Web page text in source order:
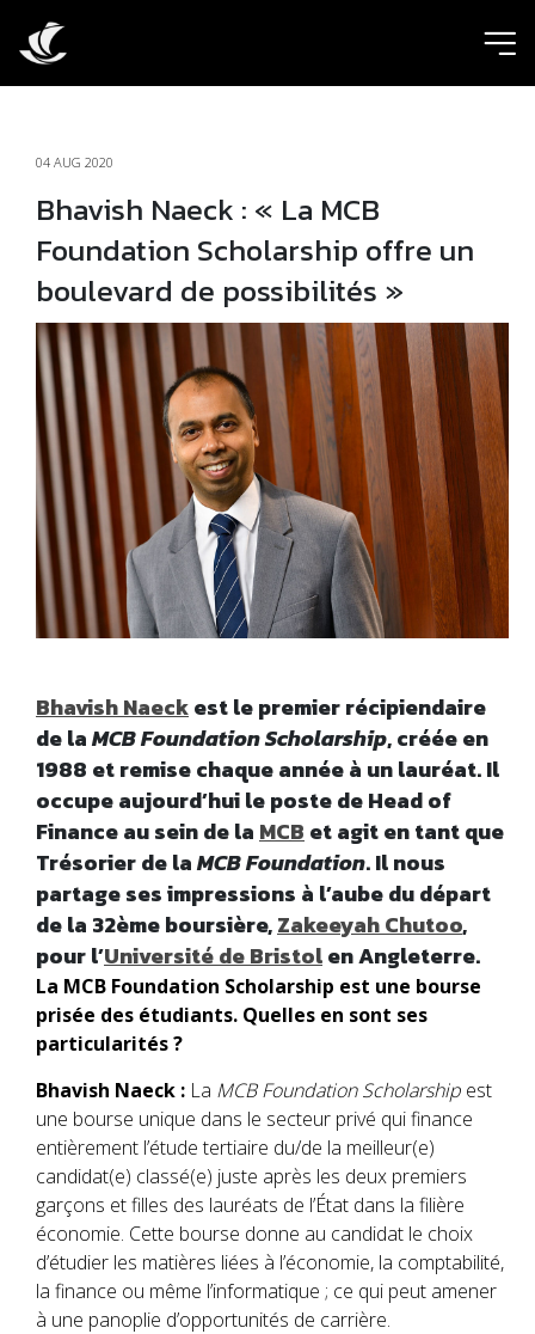
04 AUG 2020
Bhavish Naeck : « La MCB
Foundation Scholarship offre un
boulevard de possibilités »
Bhavish Naeckest le premier récipiendaire
de laMCB Foundation Scholarship, créée en
1988 et remise chaque année à un lauréat. Il
occupe aujourd’hui le poste de Head of
Finance au sein de la MCB et agit en tant que
Trésorier de laMCB Foundation. Il nous
partage ses impressions à l’aube du départ
de la 32ème boursière,Zakeeyah Chutoo,
pour l’Université de Bristolen Angleterre.
La MCB Foundation Scholarship est une bourse
prisée des étudiants. Quelles en sont ses
particularités ?
Bhavish Naeck : La MCB Foundation Scholarship est
une bourse unique dans le secteur privé qui finance
entièrement l’étude tertiaire du/de la meilleur(e)
candidat(e) classé(e) juste après les deux premiers
garçons et filles des lauréats de l’État dans la filière
économie. Cette bourse donne au candidat le choix
d’étudier les matières liées à l’économie, la comptabilité,
la finance ou même l’informatique ; ce qui peut amener
à une panoplie d’opportunités de carrière.